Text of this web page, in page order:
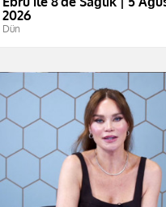
2026
Dün